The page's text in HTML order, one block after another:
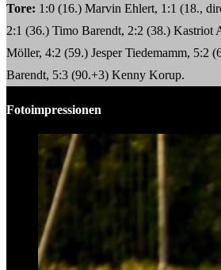
Tore: 1:0 (16.) Marvin Ehlert, 1:1 (18.,
2:1 (36.) Timo Barendt, 2:2 (38.) Kastriot
Möller, 4:2 (59.) Jesper Tiedemamm, 5:2
Barendt, 5:3 (90.+3) Kenny Korup.
Fotoimpressionen